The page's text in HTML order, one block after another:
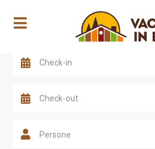
Scegli una valle
Persone